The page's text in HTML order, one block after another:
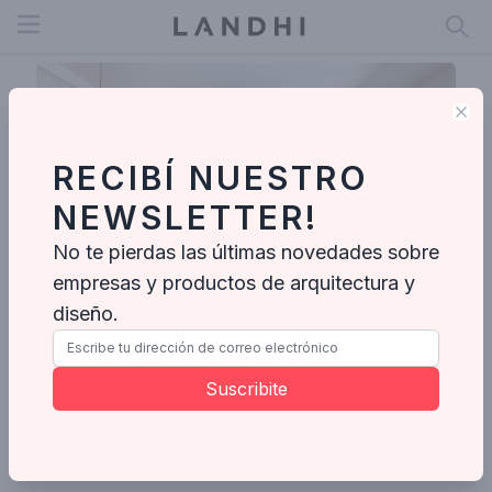
Open menu
Lucilla Mesquita Arquitetura e Interiores
Enviar mensaje
RECIBÍ NUESTRO
NEWSLETTER!
No te pierdas las últimas novedades sobre
empresas y productos de arquitectura y
diseño.
Suscribite